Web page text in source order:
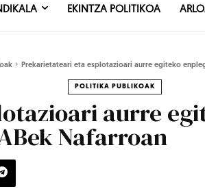
EKINTZA POLITIKOA
Prekarietateari eta esplotazioari aurre egiteko
POLITIKA PUBLIKOAK
aurre
Nafarroan